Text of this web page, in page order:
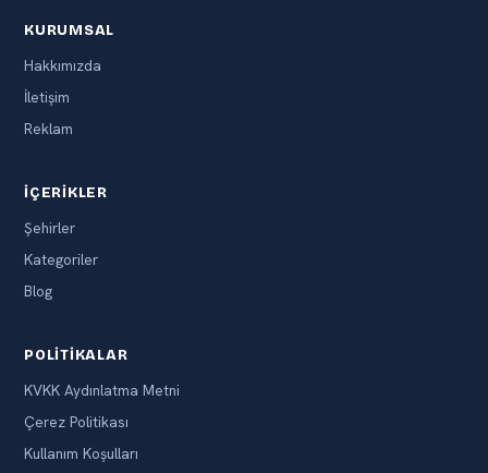
KURUMSAL
Hakkımızda
İletişim
Reklam
İÇERIKLER
Şehirler
Kategoriler
Blog
POLITIKALAR
KVKK Aydınlatma Metni
Çerez Politikası
Kullanım Koşulları